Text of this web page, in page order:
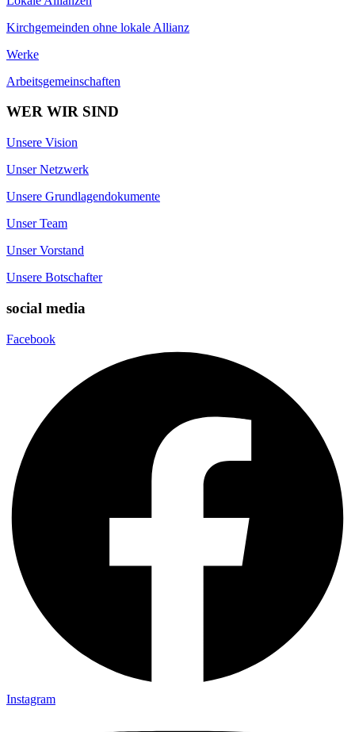
Kirchgemeinden ohne lokale Allianz
Werke
Arbeitsgemeinschaften
WER WIR SIND
Unsere Vision
Unser Netzwerk
Unsere Grundlagendokumente
Unser Team
Unser Vorstand
Unsere Botschafter
social media
Facebook
Instagram